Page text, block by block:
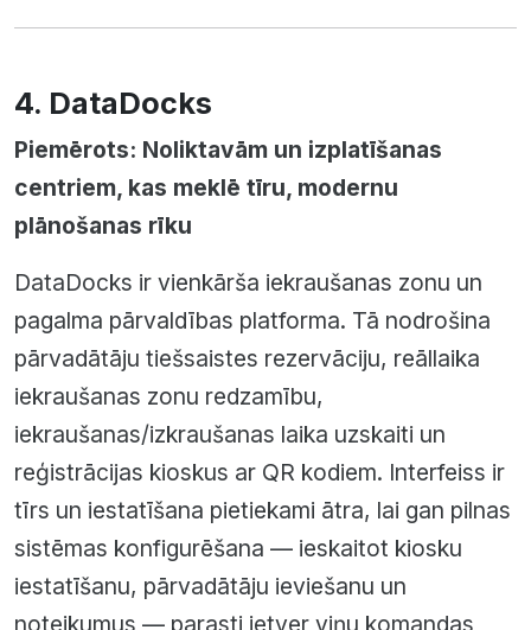
4. DataDocks
Piemērots: Noliktavām un izplatīšanas
centriem, kas meklē tīru, modernu
plānošanas rīku
DataDocks ir vienkārša iekraušanas zonu un
pagalma pārvaldības platforma. Tā nodrošina
pārvadātāju tiešsaistes rezervāciju, reāllaika
iekraušanas zonu redzamību,
iekraušanas/izkraušanas laika uzskaiti un
reģistrācijas kioskus ar QR kodiem. Interfeiss ir
tīrs un iestatīšana pietiekami ātra, lai gan pilnas
sistēmas konfigurēšana — ieskaitot kiosku
iestatīšanu, pārvadātāju ieviešanu un
noteikumus — parasti ietver viņu komandas